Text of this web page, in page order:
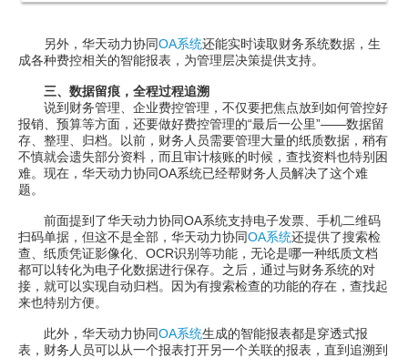
另外，华天动力协同OA系统还能实时读取财务系统数据，生
成各种费控相关的智能报表，为管理层决策提供支持。
三、数据留痕，全程过程追溯
说到财务管理、企业费控管理，不仅要把焦点放到如何管控好
报销、预算等方面，还要做好费控管理的“最后一公里”——数据留
存、整理、归档。以前，财务人员需要管理大量的纸质数据，稍有
不慎就会遗失部分资料，而且审计核账的时候，查找资料也特别困
难。现在，华天动力协同OA系统已经帮财务人员解决了这个难
题。
前面提到了华天动力协同OA系统支持电子发票、手机二维码
扫码单据，但这不是全部，华天动力协同OA系统还提供了搜索检
查、纸质凭证影像化、OCR识别等功能，无论是哪一种纸质文档
都可以转化为电子化数据进行保存。之后，通过与财务系统的对
接，就可以实现自动归档。因为有搜索检查的功能的存在，查找起
来也特别方便。
此外，华天动力协同OA系统生成的智能报表都是穿透式报
表，财务人员可以从一个报表打开另一个关联的报表，直到追溯到